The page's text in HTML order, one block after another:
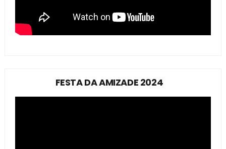
FESTA DA AMIZADE 2024